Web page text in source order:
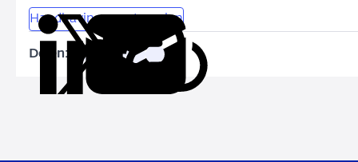
Coöperatieve
Rabobank
U.A.
Handhavingsmaatregelen
Delen:
Deel
via
DeelDeelKopieer